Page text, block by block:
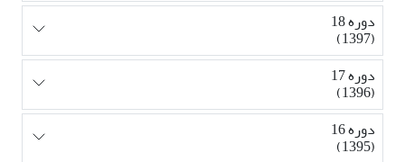
دوره 18
(1397)
دوره 17
(1396)
دوره 16
(1395)